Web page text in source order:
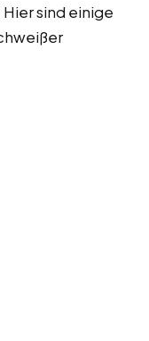
sind einige